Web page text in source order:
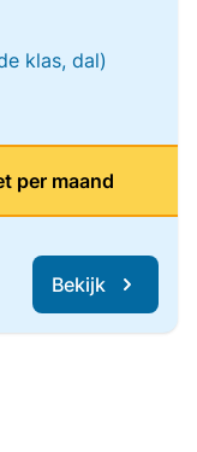
klas, dal)
per maand
Bekijk